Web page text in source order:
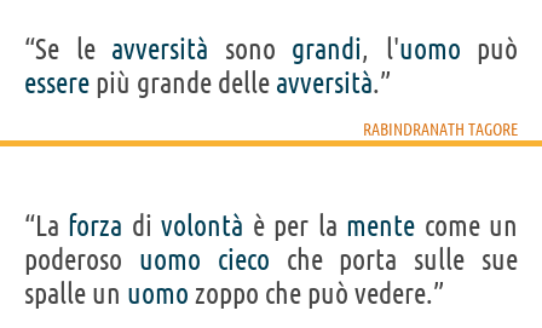
“Se le avversità sono grandi, l'uomo può
essere più grande delle avversità.”
RABINDRANATH TAGORE
“La forza divolontà è per la mente come un
poderoso uomo cieco che porta sulle sue
spalle un uomo zoppo che può vedere.”